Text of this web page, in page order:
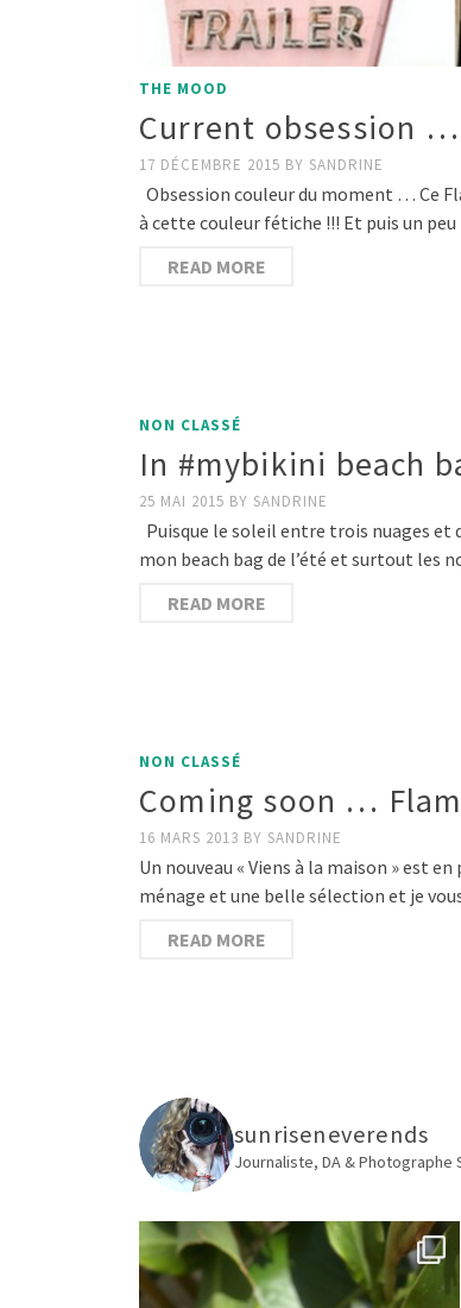
THE MOOD
Current obsession
17 DÉCEMBRE 2015 BY SANDRINE
Obsession couleur du moment … Ce
à cette couleur fétiche !!! Et puis un
READ MORE
NON CLASSÉ
In #mybikini beach
25 MAI 2015 BY SANDRINE
Puisque le soleil entre trois nuages et
mon beach bag de l’été et surtout les
READ MORE
NON CLASSÉ
Coming soon …
16 MARS 2013 BY SANDRINE
Un nouveau « Viens à la maison » est
ménage et une belle sélection et je
READ MORE
sunriseneverends
Journaliste, DA & Photographe